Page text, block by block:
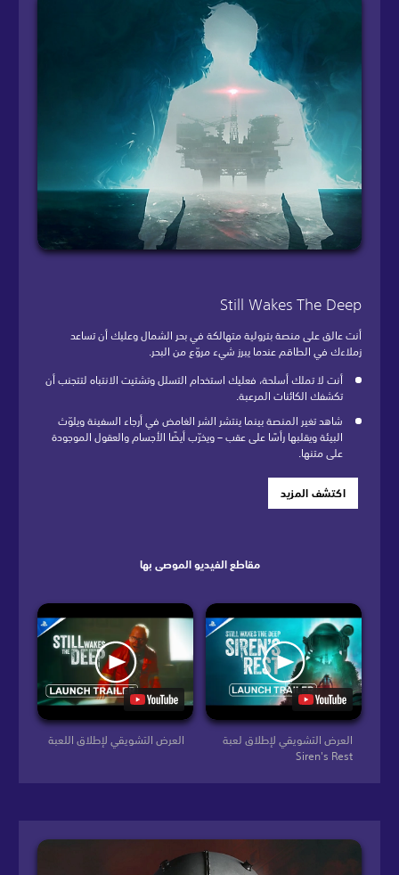
Still Wakes The Deep
أنت عالق على منصة بترولية متهالكة في بحر الشمال وعليك أن تساعد
زملاءك في الطاقم عندما يبرز شيء مروّع من البحر.
أنت لا تملك أسلحة، فعليك استخدام التسلل وتشتيت الانتباه لتتجنب أن
تكشفك الكائنات المرعبة.
شاهد تغير المنصة بينما ينتشر الشر الغامض في أرجاء السفينة ويلوّث
البيئة ويقلبها رأسًا على عقب – ويخرّب أيضًا الأجسام والعقول الموجودة
على متنها.
اكتشف المزيد
مقاطع الفيديو الموصى بها
العرض التشويقي لإطلاق اللعبة
العرض التشويقي لإطلاق لعبة
Siren's Rest